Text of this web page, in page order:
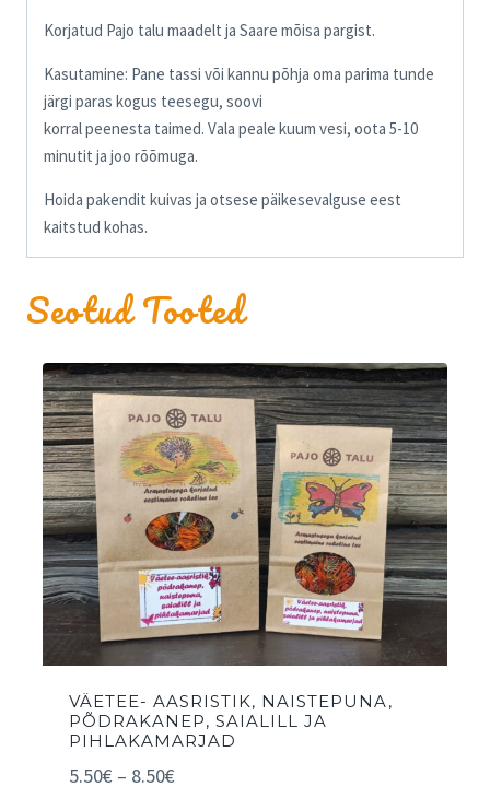
Korjatud Pajo talu maadelt ja Saare mõisa pargist.
Kasutamine: Pane tassi või kannu põhja oma parima tunde
järgi paras kogus teesegu, soovi
korral peenesta taimed. Vala peale kuum vesi, oota 5-10
minutit ja joo rõõmuga.
Hoida pakendit kuivas ja otsese päikesevalguse eest
kaitstud kohas.
Seotud Tooted
VÄETEE- AASRISTIK, NAISTEPUNA,
PÕDRAKANEP, SAIALILL JA
PIHLAKAMARJAD
5.50€ – 8.50€